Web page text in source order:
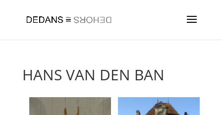
HANS VAN DEN BAN